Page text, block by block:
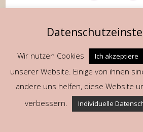
Fragen oder Anregungen?
Datenschutz
Wir nutzen Cookies Ich akzeptiere
unserer Website. Einige von ihnen
andere uns helfen, diese Website
verbessern.
Individuelle